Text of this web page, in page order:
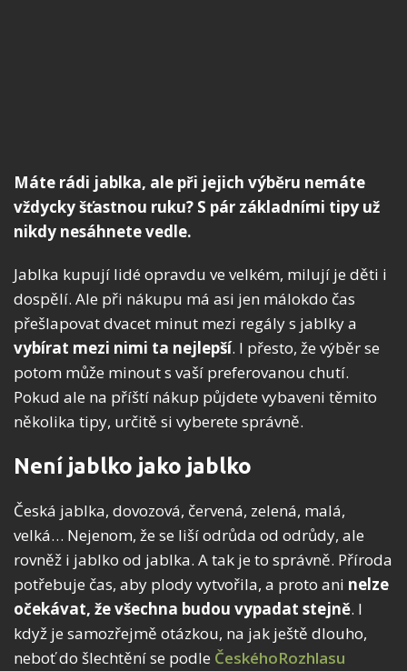
Máte rádi jablka, ale při jejich výběru nemáte
vždycky šťastnou ruku? S pár základními tipy už
nikdy nesáhnete vedle.
Jablka kupují lidé opravdu ve velkém, milují je děti i
dospělí. Ale při nákupu má asi jen málokdo čas
přešlapovat dvacet minut mezi regály s jablky a
vybírat mezi nimi ta nejlepší. I přesto, že výběr se
potom může minout s vaší preferovanou chutí.
Pokud ale na příští nákup půjdete vybaveni těmito
několika tipy, určitě si vyberete správně.
Není jablko jako jablko
Česká jablka, dovozová, červená, zelená, malá,
velká… Nejenom, že se liší odrůda od odrůdy, ale
rovněž i jablko od jablka. A tak je to správně. Příroda
potřebuje čas, aby plody vytvořila, a proto ani nelze
očekávat, že všechna budou vypadat stejně. I
když je samozřejmě otázkou, na jak ještě dlouho,
neboť do šlechtění se podle ČeskéhoRozhlasu